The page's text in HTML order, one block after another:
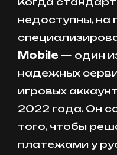
недоступны, на
Mobile — один
надежных
игровых
2022 года. Он
того, чтобы
платежами у